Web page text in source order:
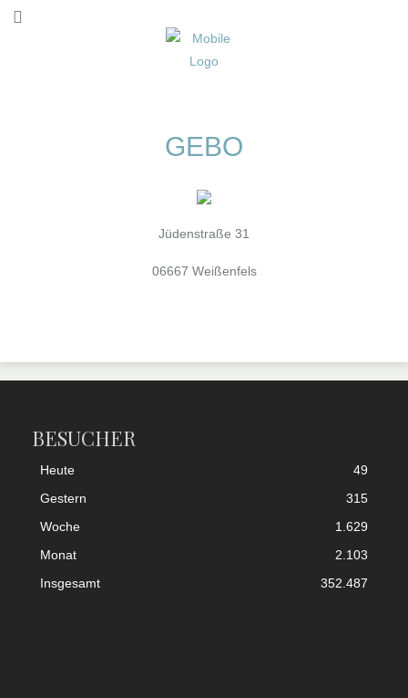
GEBO
Jüdenstraße 31
06667 Weißenfels
BESUCHER
Heute
49
Gestern
315
Woche
1.629
Monat
2.103
Insgesamt
352.487